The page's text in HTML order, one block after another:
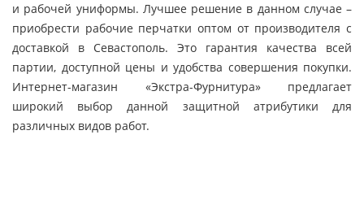
и рабочей униформы. Лучшее решение в данном случае –
приобрести рабочие перчатки оптом от производителя с
доставкой в Севастополь. Это гарантия качества всей
партии, доступной цены и удобства совершения покупки.
Интернет-магазин «Экстра-Фурнитура» предлагает
широкий выбор данной защитной атрибутики для
различных видов работ.